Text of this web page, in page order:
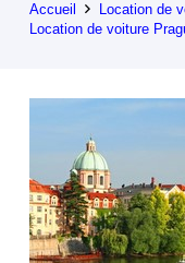
Accueil
Location de
Location de voiture